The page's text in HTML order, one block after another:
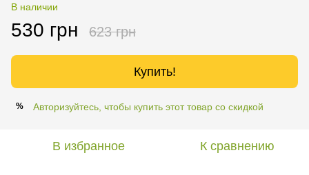
В наличии
530 грн 623 грн
Купить!
% Авторизуйтесь, чтобы купить этот товар со скидкой
В избранное К сравнению